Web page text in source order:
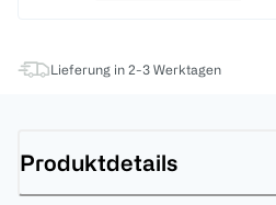
Lieferung in 2-3 Werktagen
Produktdetails